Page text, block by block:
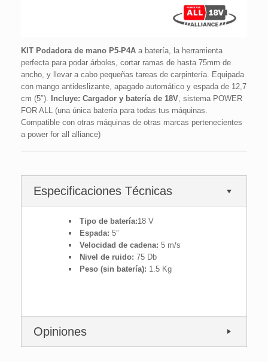
KIT Podadora de mano P5-P4A a batería, la herramienta
perfecta para podar árboles, cortar ramas de hasta 75mm de
ancho, y llevar a cabo pequeñas tareas de carpintería. Equipada
con mango antideslizante, apagado automático y espada de 12,7
cm (5″). Incluye: Cargador y batería de 18V , sistema POWER
FOR ALL (una única batería para todas tus máquinas.
Compatible con otras máquinas de otras marcas pertenecientes
a power for all alliance)
Especificaciones Técnicas
Tipo de batería:18 V
Espada: 5″
Velocidad de cadena: 5 m/s
Nivel de ruido: 75 Db
Peso (sin batería): 1.5 Kg
Opiniones